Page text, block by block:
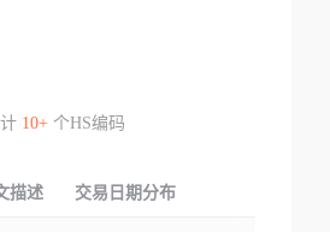
10+个HS编码
描述 交易日期分布